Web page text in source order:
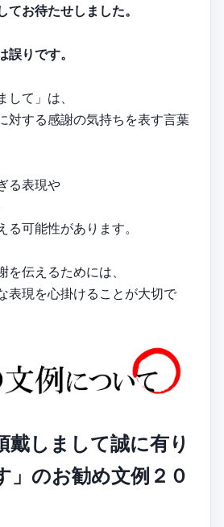
てお待たせしました。
誤りです。
して」は、
対する感謝の気持ちを表す言葉
る表現や
可能性があります。
伝えるためには、
表現を心掛けることが大切で
戴しまして誠に有り
」のお勧め文例２０